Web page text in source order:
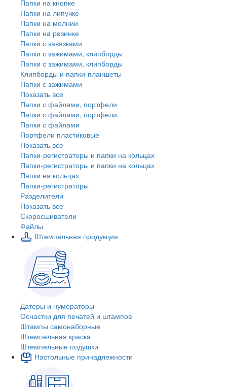
Папки на кнопке
Папки на липучке
Папки на молнии
Папки на резинке
Папки с завязками
Папки с зажимами, клипборды
Папки с зажимами, клипборды
Клипборды и папки-планшеты
Папки с зажимами
Показать все
Папки с файлами, портфели
Папки с файлами, портфели
Папки с файлами
Портфели пластиковые
Показать все
Папки-регистраторы и папки на кольцах
Папки-регистраторы и папки на кольцах
Папки на кольцах
Папки-регистраторы
Разделители
Показать все
Скоросшиватели
Файлы
Штемпельная продукция
Датеры и нумераторы
Оснастки для печатей и штампов
Штампы самонаборные
Штемпельная краска
Штемпельные подушки
Настольные принадлежности